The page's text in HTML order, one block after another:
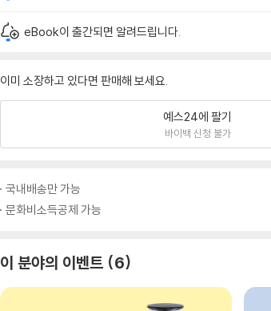
eBook이 출간되면 알려드립니다.
이미 소장하고 있다면 판매해 보세요.
예스24에 팔기
바이백 신청 불가
국내배송만 가능
문화비소득공제 가능
이 분야의 이벤트 6